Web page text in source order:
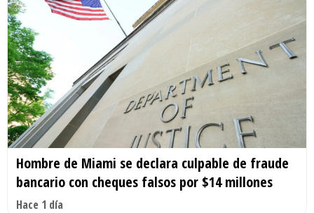
Hombre de Miami se declara culpable de fraude
bancario con cheques falsos por $14 millones
Hace 1 día